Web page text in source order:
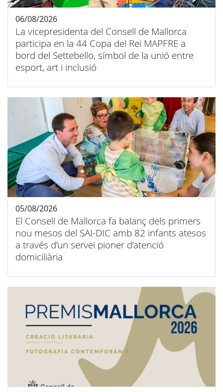
La vicepresidenta del Consell de Mallorca
participa en la 44 Copa del Rei MAPFRE a
bord del Settebello, símbol de la unió entre
esport, art i inclusió
06/08/2026
El Consell de Mallorca fa balanç dels primers
nou mesos del SAI-DIC amb 82 infants atesos
a través d’un servei pioner d’atenció
domiciliària
05/08/2026